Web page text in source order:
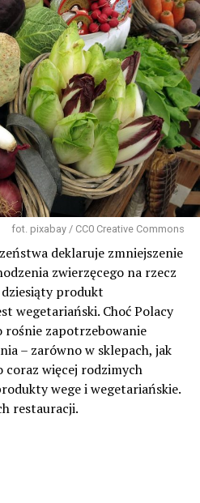
fot. pixabay / CC0 Creative Commons
deklaruje zmniejszenie
zwierzęcego na rzecz
produkt
wegetariański. Choć Polacy
zapotrzebowanie
– zarówno w sklepach, jak
coraz więcej rodzimych
wege i wegetariańskie.
restauracji.